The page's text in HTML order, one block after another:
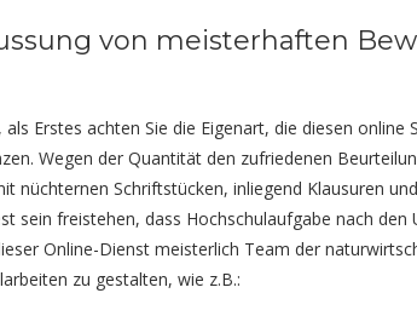
von meisterhaften
Erstes achten Sie die Eigenart, die diesen online
Wegen der Quantität den zufriedenen
nüchternen Schriftstücken, inliegend Klausuren
sein freistehen, dass Hochschulaufgabe nach den
Online-Dienst meisterlich Team der
zu gestalten, wie z.B.: